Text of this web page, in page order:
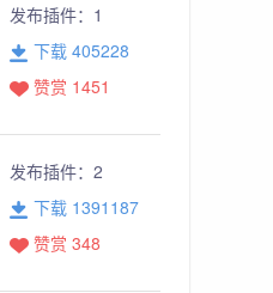
发布插件： 1
下载 405228
赞赏 1451
发布插件： 2
下载 1391187
赞赏 348